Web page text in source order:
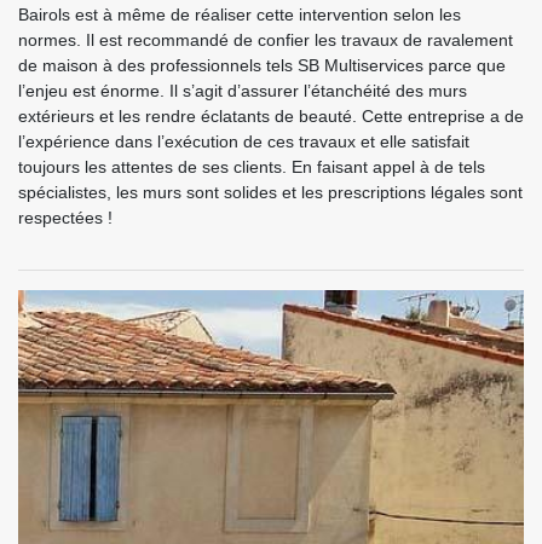
Bairols est à même de réaliser cette intervention selon les
normes. Il est recommandé de confier les travaux de ravalement
de maison à des professionnels tels SB Multiservices parce que
l’enjeu est énorme. Il s’agit d’assurer l’étanchéité des murs
extérieurs et les rendre éclatants de beauté. Cette entreprise a de
l’expérience dans l’exécution de ces travaux et elle satisfait
toujours les attentes de ses clients. En faisant appel à de tels
spécialistes, les murs sont solides et les prescriptions légales sont
respectées !